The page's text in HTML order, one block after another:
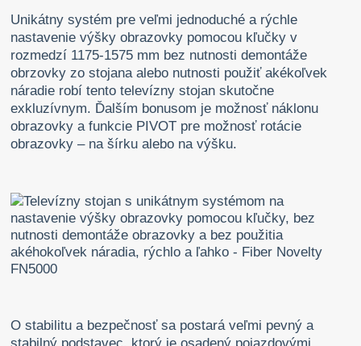
Unikátny systém pre veľmi jednoduché a rýchle
nastavenie výšky obrazovky pomocou kľučky v
rozmedzí 1175-1575 mm bez nutnosti demontáže
obrzovky zo stojana alebo nutnosti použiť akékoľvek
náradie robí tento televízny stojan skutočne
exkluzívnym. Ďalším bonusom je možnosť náklonu
obrazovky a funkcie PIVOT pre možnosť rotácie
obrazovky – na šírku alebo na výšku.
O stabilitu a bezpečnosť sa postará veľmi pevný a